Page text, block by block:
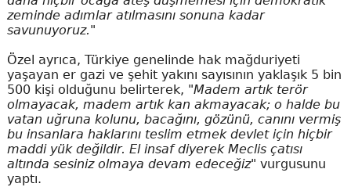
zeminde adımlar atılmasını sonuna kadar
savunuyoruz."
Özel ayrıca, Türkiye genelinde hak mağduriyeti
yaşayan er gazi ve şehit yakını sayısının yaklaşık 5 bin
500 kişi olduğunu belirterek, "Madem artık terör
olmayacak, madem artık kan akmayacak; o halde bu
vatan uğruna kolunu, bacağını, gözünü, canını vermiş
bu insanlara haklarını teslim etmek devlet için hiçbir
maddi yük değildir. El insaf diyerek Meclis çatısı
altında sesiniz olmaya devam edeceğiz" vurgusunu
yaptı.